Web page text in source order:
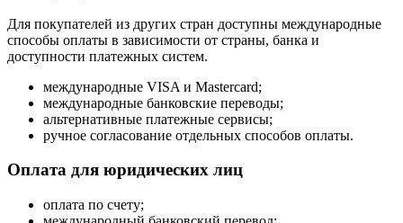
Для покупателей из других стран доступны международные
способы оплаты в зависимости от страны, банка и
доступности платежных систем.
международные VISA и Mastercard;
международные банковские переводы;
альтернативные платежные сервисы;
ручное согласование отдельных способов оплаты.
Оплата для юридических лиц
оплата по счету;